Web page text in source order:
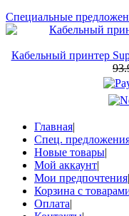
Специальные
Кабельный принтер
Главная|
Спец.
Новые товары|
Мой аккаунт|
Мои предпочтения|
Корзина с
Оплата|